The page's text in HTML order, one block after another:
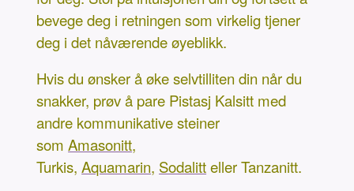
bevege deg i retningen som virkelig tjener
deg i det nåværende øyeblikk.
Hvis du ønsker å øke selvtilliten din når du
snakker, prøv å pare Pistasj Kalsitt med
andre kommunikative steiner
somAmasonitt,
Turkis,Aquamarin, Sodalitteller Tanzanitt.